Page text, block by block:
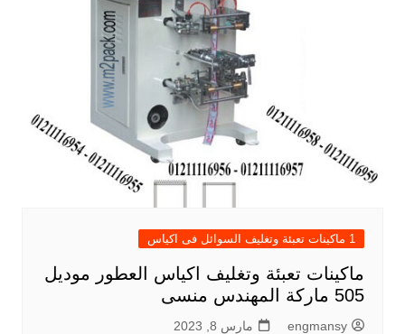
1 ماكينات تعبئة وتغليف السوائل فى اكياس
ماكينات تعبئة وتغليف اكياس العطور موديل
505 ماركة المهندس منسى
engmansy مارس 8, 2023